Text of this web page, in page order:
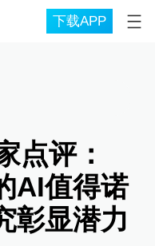
下载APP
点评：
AI值得诺
彰显潜力